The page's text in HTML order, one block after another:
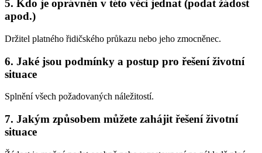
5. Kdo je oprávněn v této věci jednat (podat žádost
apod.)
Držitel platného řidičského průkazu nebo jeho zmocněnec.
6. Jaké jsou podmínky a postup pro řešení životní
situace
Splnění všech požadovaných náležitostí.
7. Jakým způsobem můžete zahájit řešení životní
situace